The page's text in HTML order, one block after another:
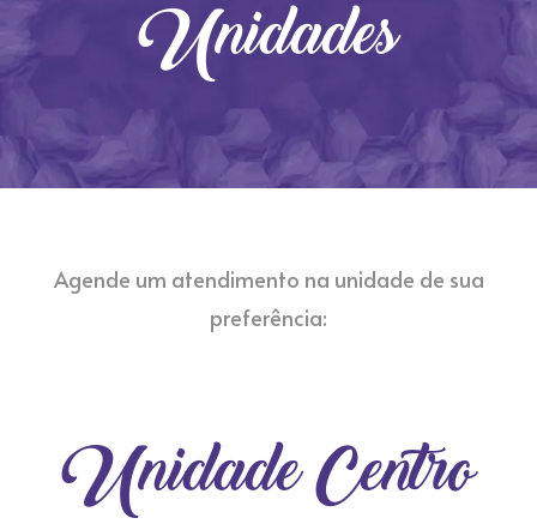
Unidades
Agende um atendimento na unidade de sua
preferência:
Unidade Centro